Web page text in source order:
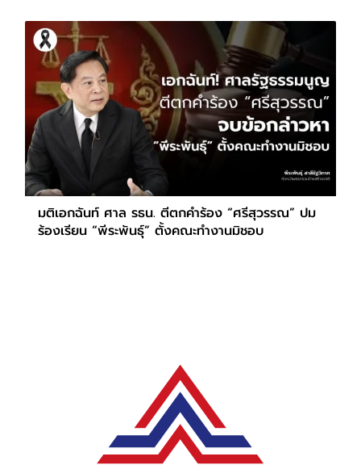
มติเอกฉันท์ ศาล รธน. ตีตกคำร้อง “ศรีสุวรรณ” ปม
ร้องเรียน “พีระพันธุ์” ตั้งคณะทำงานมิชอบ